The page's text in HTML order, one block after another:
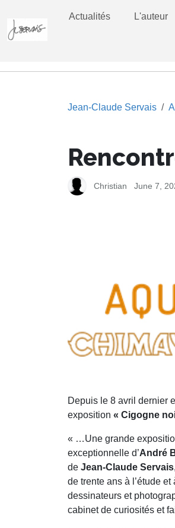
Actualités L'auteur
Jean-Claude Servais
Christian June 7,
Depuis le 8 avril dernier
exposition « Cigogne
« …Une grande
exceptionnelle d’André
de Jean-Claude Servais
de trente ans à l’étude
dessinateurs et
cabinet de curiosités et